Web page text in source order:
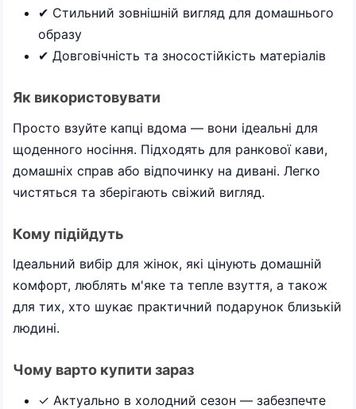
✔ Стильний зовнішній вигляд для домашнього
образу
✔ Довговічність та зносостійкість матеріалів
Як використовувати
Просто взуйте капці вдома — вони ідеальні для
щоденного носіння. Підходять для ранкової кави,
домашніх справ або відпочинку на дивані. Легко
чистяться та зберігають свіжий вигляд.
Кому підійдуть
Ідеальний вибір для жінок, які цінують домашній
комфорт, люблять м'яке та тепле взуття, а також
для тих, хто шукає практичний подарунок близькій
людині.
Чому варто купити зараз
✓ Актуально в холодний сезон — забезпечте